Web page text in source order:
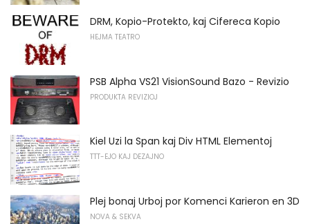
DRM, Kopio-Protekto, kaj Cifereca Kopio
HEJMA TEATRO
PSB Alpha VS21 VisionSound Bazo - Revizio
PRODUKTA REVIZIOJ
Kiel Uzi la Span kaj Div HTML Elementoj
TTT-EJO KAJ DEZAJNO
Plej bonaj Urboj por Komenci Karieron en 3D
NOVA & SEKVA